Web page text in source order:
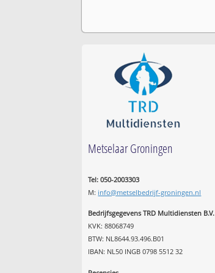
Metselaar Groningen
Tel: 050-2003303
M: info@metselbedrijf-groningen.nl
Bedrijfsgegevens TRD Multidiensten B.V.
KVK: 88068749
BTW: NL8644.93.496.B01
IBAN: NL50 INGB 0798 5512 32